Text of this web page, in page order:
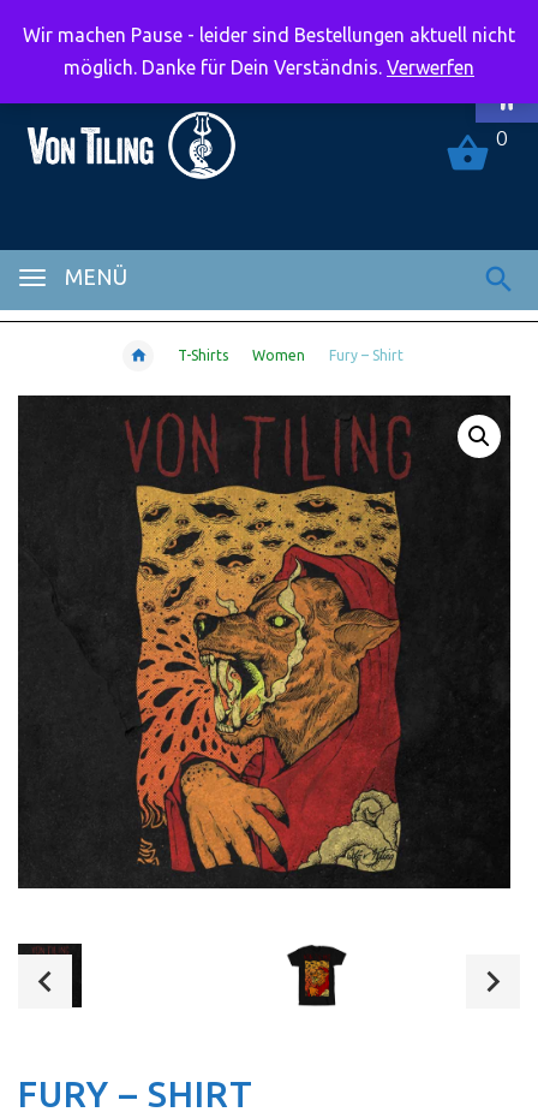
MENÜ
0
T-Shirts Women Fury – Shirt
FURY – SHIRT
Wir machen Pause - leider sind Bestellungen aktuell nicht
möglich. Danke für Dein Verständnis. Verwerfen